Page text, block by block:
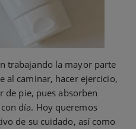
trabajando la mayor parte
al caminar, hacer ejercicio,
de pie, pues absorben
día. Hoy queremos
de su cuidado, así como